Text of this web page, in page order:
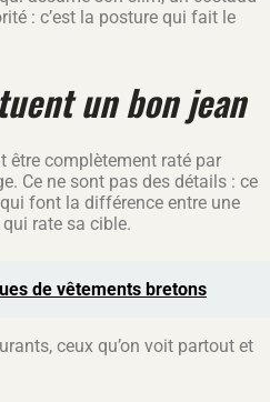
: c’est la posture qui fait le
un bon jean
être complètement raté par
Ce ne sont pas des détails : ce
font la différence entre une
rate sa cible.
de vêtements bretons
ceux qu’on voit partout et